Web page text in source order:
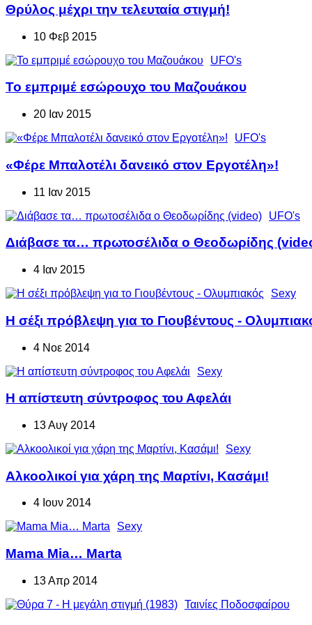
Θρύλος μέχρι την τελευταία στιγμή!
10 Φεβ 2015
UFO's
Το εμπριμέ εσώρουχο του Μαζουάκου
20 Ιαν 2015
UFO's
«Φέρε Μπαλοτέλι δανεικό στον Εργοτέλη»!
11 Ιαν 2015
UFO's
Διάβασε τα… πρωτοσέλιδα ο Θεοδωρίδης
4 Ιαν 2015
Sexy
Η σέξι πρόβλεψη για το Γιουβέντους -
4 Νοε 2014
Sexy
Η απίστευτη σύντροφος του Αφελάι
13 Αυγ 2014
Sexy
Αλκοολικοί για χάρη της Μαρτίνι, Κασάμι!
4 Ιουν 2014
Sexy
Mama Mia… Marta
13 Απρ 2014
Ταινίες Ποδοσφαίρου